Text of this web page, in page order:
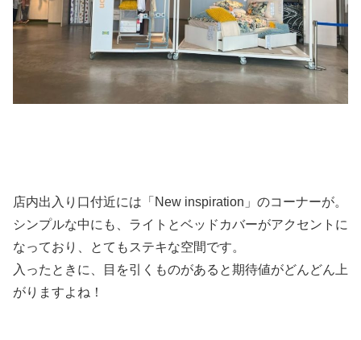
店内出入り口付近には「New inspiration」のコーナーが。
シンプルな中にも、ライトとベッドカバーがアクセントに
なっており、とてもステキな空間です。
入ったときに、目を引くものがあると期待値がどんどん上
がりますよね！